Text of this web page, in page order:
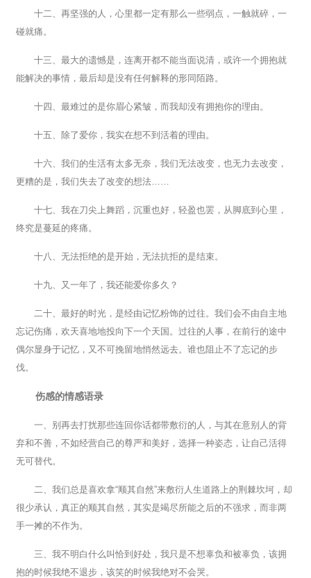
十二、再坚强的人，心里都一定有那么一些弱点，一触就碎，一
碰就痛。
十三、最大的遗憾是，连离开都不能当面说清，或许一个拥抱就
能解决的事情，最后却是没有任何解释的形同陌路。
十四、最难过的是你眉心紧皱，而我却没有拥抱你的理由。
十五、除了爱你，我实在想不到活着的理由。
十六、我们的生活有太多无奈，我们无法改变，也无力去改变，
更糟的是，我们失去了改变的想法……
十七、我在刀尖上舞蹈，沉重也好，轻盈也罢，从脚底到心里，
终究是蔓延的疼痛。
十八、无法拒绝的是开始，无法抗拒的是结束。
十九、又一年了，我还能爱你多久？
二十、最好的时光，是经由记忆粉饰的过往。我们会不由自主地
忘记伤痛，欢天喜地地投向下一个天国。过往的人事，在前行的途中
偶尔显身于记忆，又不可挽留地悄然远去。谁也阻止不了忘记的步
伐。
伤感的情感语录
一、别再去打扰那些连回你话都带敷衍的人，与其在意别人的背
弃和不善，不如经营自己的尊严和美好，选择一种姿态，让自己活得
无可替代。
二、我们总是喜欢拿“顺其自然”来敷衍人生道路上的荆棘坎坷，却
很少承认，真正的顺其自然，其实是竭尽所能之后的不强求，而非两
手一摊的不作为。
三、我不明白什么叫恰到好处，我只是不想辜负和被辜负，该拥
抱的时候我绝不退步，该笑的时候我绝对不会哭。